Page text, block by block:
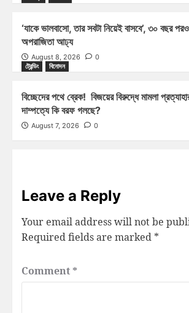
‘যাকে ভালবাসো, তার সবটা নিয়েই বাসবে’, ৩০ বছর
অপরাজিতা আঢ্য
August 8, 2026
0
ট্রেন্ডিং
বিনোদন
বিচ্ছেদের পথে ব্রেক! বিজয়ের বিরুদ্ধে মামলা
দাম্পত্যে কি বরফ গলছে?
August 7, 2026 0
Leave a Reply
Your email address will not be
Required fields are marked *
Comment *